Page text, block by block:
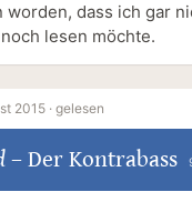
worden, dass ich gar
lesen möchte.
2015 · gelesen
– Der Kontrabass